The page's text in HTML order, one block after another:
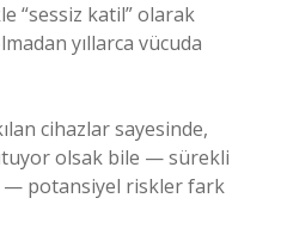
“sessiz katil” olarak
yıllarca vücuda
cihazlar sayesinde,
olsak bile — sürekli
— potansiyel riskler fark